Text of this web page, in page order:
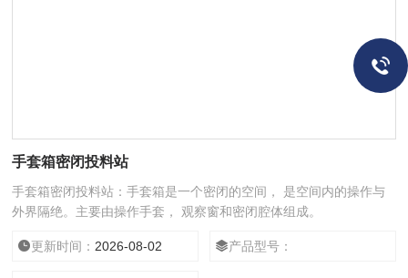
手套箱密闭投料站
手套箱密闭投料站：手套箱是一个密闭的空间， 是空间内的操作与
外界隔绝。主要由操作手套， 观察窗和密闭腔体组成。
更新时间： 2026-08-02 产品型号：